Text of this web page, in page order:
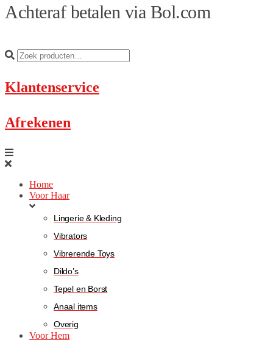
Achteraf betalen via Bol.com
Klantenservice
Afrekenen
Home
Voor Haar
Lingerie & Kleding
Vibrators
Vibrerende Toys
Dildo’s
Tepel en Borst
Anaal items
Overig
Voor Hem